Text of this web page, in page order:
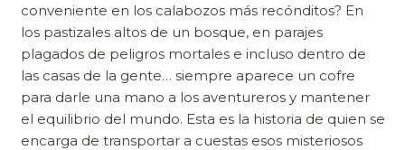
conveniente en los calabozos más recónditos? En
los pastizales altos de un bosque, en parajes
plagados de peligros mortales e incluso dentro de
las casas de la gente… siempre aparece un cofre
para darle una mano a los aventureros y mantener
el equilibrio del mundo. Esta es la historia de quien se
encarga de transportar a cuestas esos misteriosos